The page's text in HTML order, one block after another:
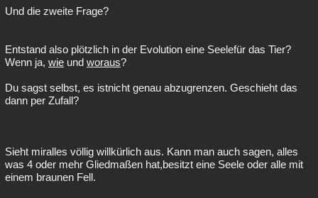
Und die zweite Frage?
Entstand also plötzlich in der Evolution eine Seelefür das Tier?
Wenn ja, wie und woraus?
Du sagst selbst, es istnicht genau abzugrenzen. Geschieht das
dann per Zufall?
Sieht miralles völlig willkürlich aus. Kann man auch sagen, alles
was 4 oder mehr Gliedmaßen hat,besitzt eine Seele oder alle mit
einem braunen Fell.